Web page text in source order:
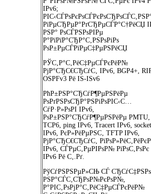
IPv6;
РїРµСЂРµР°РґСЂРµСЃР°С†РёСЏ
РЅР° РѕСЃРЅРѕРІРµ
Р°РїРїР°СЂР°С‚РЅРѕРіРѕ
РѕР±РµСЃРїРµС‡РµРЅРёСЏ
РЎС‚Р°С‚РёС‡РµСЃРєРёР№
РјР°СЂС€СЂСѓС‚ IPv6, BGP4+,
OSPFv3 Рё IS-ISv6
РћР±РЅР°СЂСѓР¶РµРЅРёРµ
РѕРґРЅРѕСЂР°РЅРіРѕРІС‹С…
СѓР·Р»РѕРІ IPv6,
РѕР±РЅР°СЂСѓР¶РµРЅРёРµ PMTU,
TCP6, ping IPv6, Tracert IPv6, socket
IPv6, РєР»РёРµРЅС‚ TFTP IPv6,
РјР°СЂС€СЂСѓС‚
IPv6, СЃРµС‚РµРІРѕР№ РїРѕС‚РѕРє
IPv6 Рё С‚.Рґ.
РўСѓРЅРЅРµР»СЊ СЃ
РЅР°СЃС‚СЂРѕР№РєРѕР№,
Р°РІС‚РѕРјР°С‚РёС‡РµСЃРєРёР№